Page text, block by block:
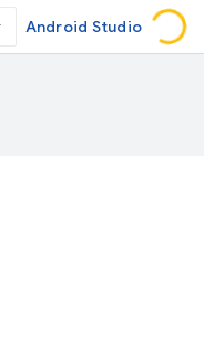
Android Studio